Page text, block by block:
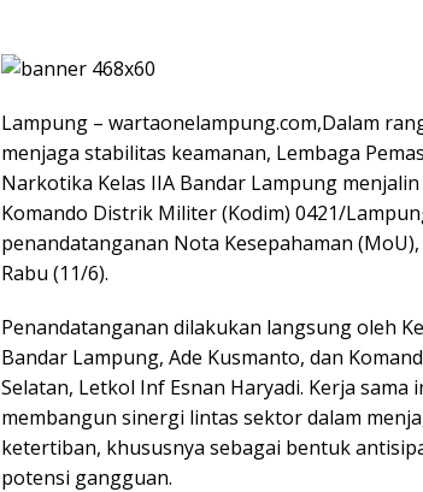
Lampung – wartaonelampung.com,Dalam
menjaga stabilitas keamanan, Lembaga
Narkotika Kelas IIA Bandar Lampung
Komando Distrik Militer (Kodim) 0421/
penandatanganan Nota Kesepahaman
Rabu (11/6).
Penandatanganan dilakukan langsung oleh
Bandar Lampung, Ade Kusmanto, dan
Selatan, Letkol Inf Esnan Haryadi. Kerja
membangun sinergi lintas sektor dalam
ketertiban, khususnya sebagai bentuk
potensi gangguan.